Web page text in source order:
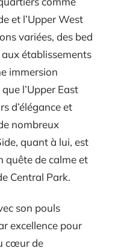
et l’Upper West
variées, des bed
établissements
immersion
l’Upper East
d’élégance et
nombreux
quant à lui, est
quête de calme et
Central Park.
son pouls
excellence pour
cœur de